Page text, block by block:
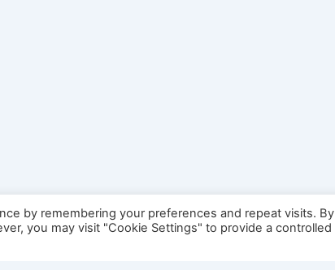
by remembering your preferences and repeat visits. By
you may visit "Cookie Settings" to provide a controlled